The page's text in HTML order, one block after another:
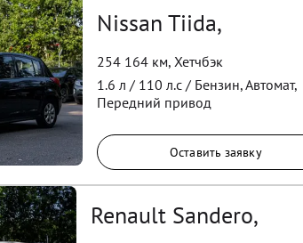
Nissan Tiida,
254 164 км,Хетчбэк
1.6 л / 110 л.с / Бензин,Автомат,
Передний привод
Оставить заявку
Renault Sandero,